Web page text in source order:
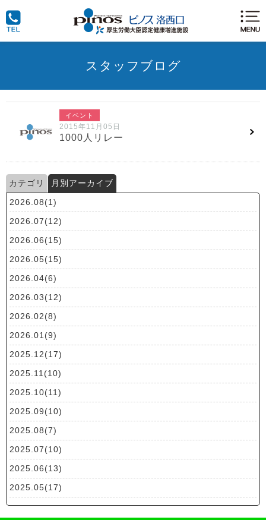
スタッフブログ
イベント
2015年11月05日
1000人リレー
カテゴリ
月別アーカイブ
2026.08(1)
2026.07(12)
2026.06(15)
2026.05(15)
2026.04(6)
2026.03(12)
2026.02(8)
2026.01(9)
2025.12(17)
2025.11(10)
2025.10(11)
2025.09(10)
2025.08(7)
2025.07(10)
2025.06(13)
2025.05(17)
2025.04(19)